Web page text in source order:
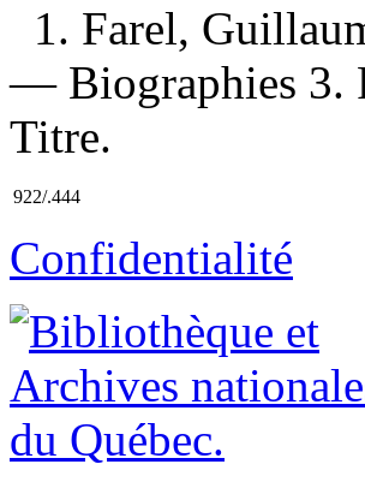
1. Farel,
— Biographies 3.
Titre.
922/.444
Confidentialité